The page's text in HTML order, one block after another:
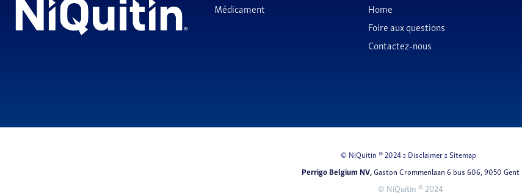
Médicament
Home
Foire aux questions
Contactez-nous
© NiQuitin ® 2024 Disclaimer Sitemap
Perrigo Belgium NV,Gaston Crommenlaan 6 bus 606, 9050 Gent
© NiQuitin ® 2024